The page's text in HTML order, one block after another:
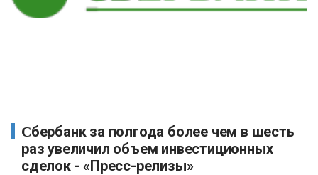
Сбербанк за полгода более чем в шесть
раз увеличил объем инвестиционных
сделок - «Пресс-релизы»